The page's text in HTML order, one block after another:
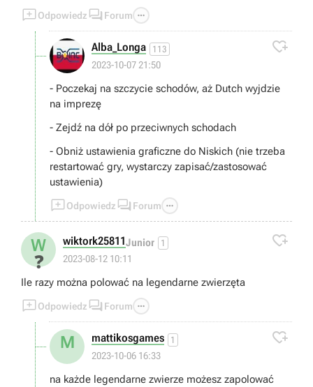
Odpowiedz  Forum 
Alba_Longa 113
2023-10-07 21:50

- Poczekaj na szczycie schodów, aż Dutch wyjdzie
na imprezę
- Zejdź na dół po przeciwnych schodach
- Obniż ustawienia graficzne do Niskich (nie trzeba
restartować gry, wystarczy zapisać/zastosować
ustawienia)
Odpowiedz  Forum 
W
❓
wiktork25811Junior 1
2023-08-12 10:11

Ile razy można polować na legendarne zwierzęta
Odpowiedz  Forum 
M mattikosgames 1
2023-10-06 16:33

na każde legendarne zwierze możesz zapolować